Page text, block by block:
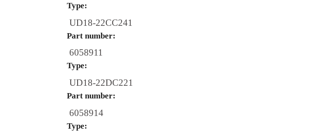
Type:
UD18-22CC241
Part number:
6058911
Type:
UD18-22DC221
Part number:
6058914
Type: